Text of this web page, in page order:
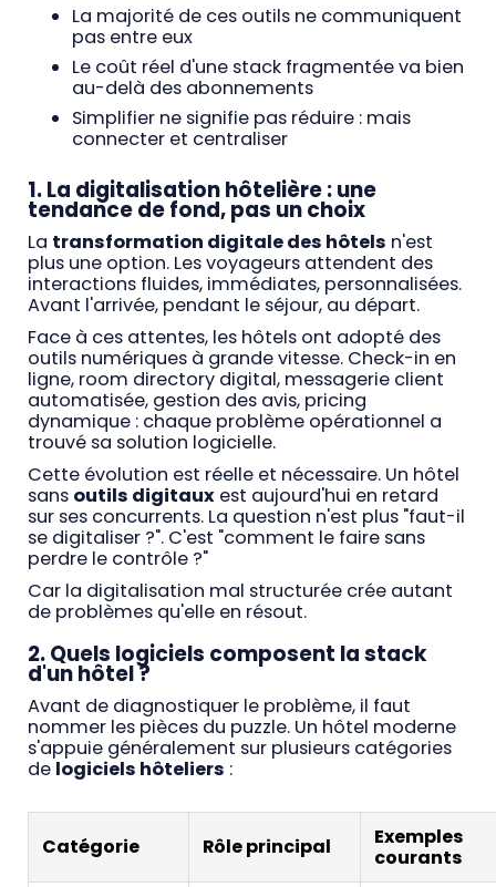
La majorité de ces outils ne communiquent
pas entre eux
Le coût réel d'une stack fragmentée va bien
au-delà des abonnements
Simplifier ne signifie pas réduire : mais
connecter et centraliser
1. La digitalisation hôtelière : une
tendance de fond, pas un choix
La transformation digitale des hôtels n'est
plus une option. Les voyageurs attendent des
interactions fluides, immédiates, personnalisées.
Avant l'arrivée, pendant le séjour, au départ.
Face à ces attentes, les hôtels ont adopté des
outils numériques à grande vitesse. Check-in en
ligne, room directory digital, messagerie client
automatisée, gestion des avis, pricing
dynamique : chaque problème opérationnel a
trouvé sa solution logicielle.
Cette évolution est réelle et nécessaire. Un hôtel
sans outils digitaux est aujourd'hui en retard
sur ses concurrents. La question n'est plus "faut-il
se digitaliser ?". C'est "comment le faire sans
perdre le contrôle ?"
Car la digitalisation mal structurée crée autant
de problèmes qu'elle en résout.
2. Quels logiciels composent la stack
d'un hôtel ?
Avant de diagnostiquer le problème, il faut
nommer les pièces du puzzle. Un hôtel moderne
s'appuie généralement sur plusieurs catégories
de logiciels hôteliers :
Catégorie Rôle principal
Exemples
courants